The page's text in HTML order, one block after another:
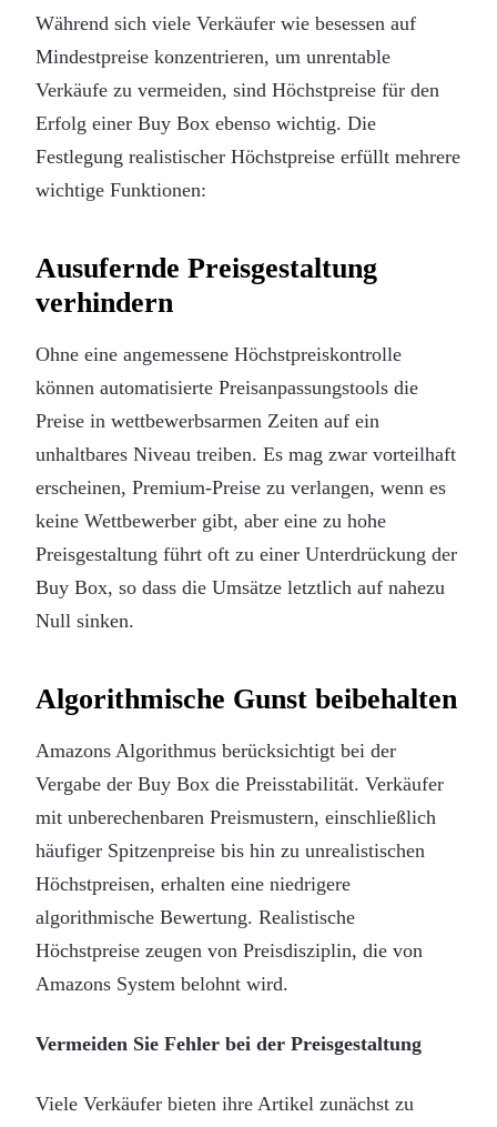
Während sich viele Verkäufer wie besessen auf
Mindestpreise konzentrieren, um unrentable
Verkäufe zu vermeiden, sind Höchstpreise für den
Erfolg einer Buy Box ebenso wichtig. Die
Festlegung realistischer Höchstpreise erfüllt mehrere
wichtige Funktionen:
Ausufernde Preisgestaltung
verhindern
Ohne eine angemessene Höchstpreiskontrolle
können automatisierte Preisanpassungstools die
Preise in wettbewerbsarmen Zeiten auf ein
unhaltbares Niveau treiben. Es mag zwar vorteilhaft
erscheinen, Premium-Preise zu verlangen, wenn es
keine Wettbewerber gibt, aber eine zu hohe
Preisgestaltung führt oft zu einer Unterdrückung der
Buy Box, so dass die Umsätze letztlich auf nahezu
Null sinken.
Algorithmische Gunst beibehalten
Amazons Algorithmus berücksichtigt bei der
Vergabe der Buy Box die Preisstabilität. Verkäufer
mit unberechenbaren Preismustern, einschließlich
häufiger Spitzenpreise bis hin zu unrealistischen
Höchstpreisen, erhalten eine niedrigere
algorithmische Bewertung. Realistische
Höchstpreise zeugen von Preisdisziplin, die von
Amazons System belohnt wird.
Vermeiden Sie Fehler bei der Preisgestaltung
Viele Verkäufer bieten ihre Artikel zunächst zu